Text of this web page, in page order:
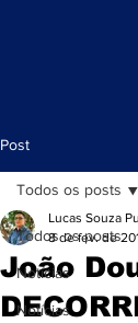
Post
Todos os posts
Notícias
Notícias
Todos os posts
João
Lucas Souza
8 de fev. de